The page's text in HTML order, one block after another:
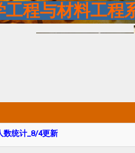
工程与材料工程
数统计_8/4更新